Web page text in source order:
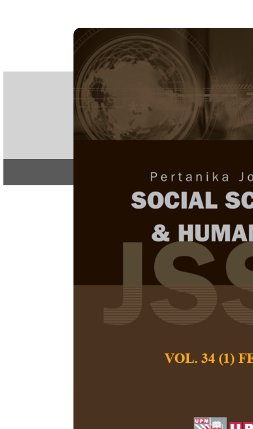
e-ISSN 2231-
ISSN 0128-
About Articles & Issues
Home /Regular Issue /JSSH
Kesusasteraan
Satu Pengamatan
Kesarjanaan
Nudra Shafini Halis
Jan Noor Muhammad
Pertanika Journal of Social
June 2021
Keywords:Kesusasteraan
Persuratan Baru, sejarah